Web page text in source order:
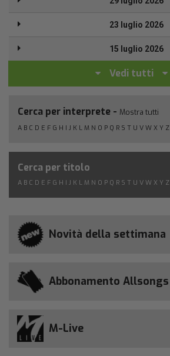
23 luglio 2026
15 luglio 2026
Vedi tutti
Cerca per interprete - Mostra tutti
A B C D E F G H I J K L M N O P Q R S T U V W X Y Z
Cerca per titolo
A B C D E F G H I J K L M N O P Q R S T U V W X Y Z
Novità della settimana
Abbonamento Allsongs
M-Live